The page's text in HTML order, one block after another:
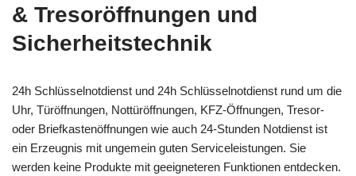
& Tresoröffnungen und
Sicherheitstechnik
24h Schlüsselnotdienst und 24h Schlüsselnotdienst rund um die
Uhr, Türöffnungen, Nottüröffnungen, KFZ-Öffnungen, Tresor-
oder Briefkastenöffnungen wie auch 24-Stunden Notdienst ist
ein Erzeugnis mit ungemein guten Serviceleistungen. Sie
werden keine Produkte mit geeigneteren Funktionen entdecken.